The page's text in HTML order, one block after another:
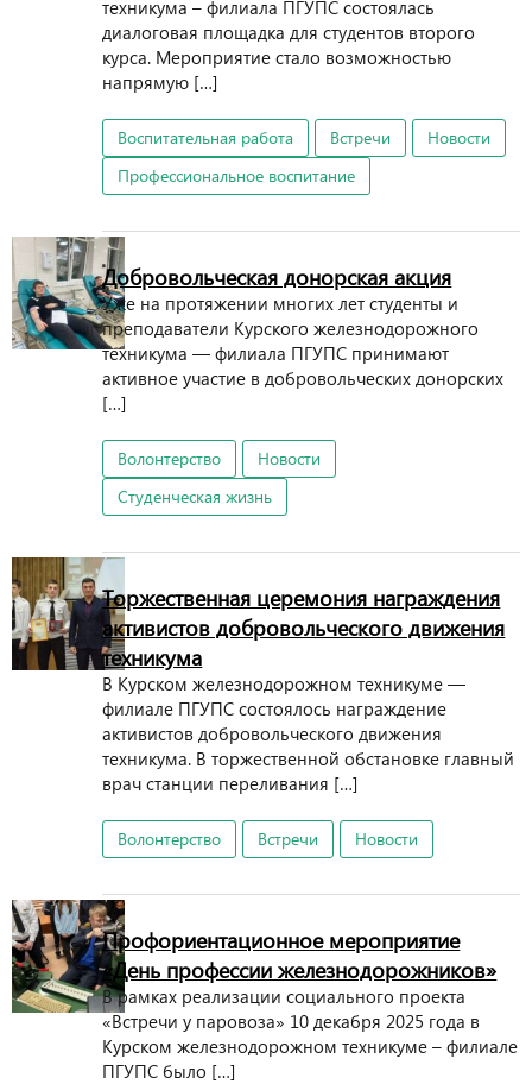
техникума – филиала ПГУПС состоялась
диалоговая площадка для студентов второго
курса. Мероприятие стало возможностью
напрямую […]
Воспитательная работа Встречи
Новости
Профессиональное воспитание
Добровольческая донорская акция
Уже на протяжении многих лет студенты и
преподаватели Курского железнодорожного
техникума — филиала ПГУПС принимают
активное участие в добровольческих донорских
[…]
Волонтерство
Новости
Студенческая жизнь
Торжественная церемония награждения
активистов добровольческого движения
техникума
В Курском железнодорожном техникуме —
филиале ПГУПС состоялось награждение
активистов добровольческого движения
техникума. В торжественной обстановке главный
врач станции переливания […]
Волонтерство Встречи Новости
Профориентационное мероприятие
«День профессии железнодорожников»
В рамках реализации социального проекта
«Встречи у паровоза» 10 декабря 2025 года в
Курском железнодорожном техникуме – филиале
ПГУПС было […]